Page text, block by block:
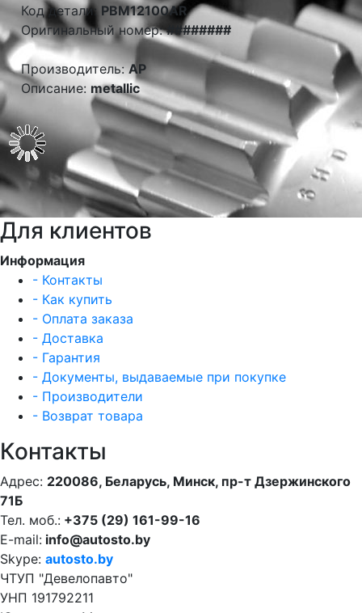
Код детали: PBM12100AR
Оригинальный номер:########
Производитель:AP
Описание: metallic
Для клиентов
Информация
- Контакты
- Как купить
- Оплата заказа
- Доставка
- Гарантия
- Документы, выдаваемые при покупке
- Производители
- Возврат товара
Контакты
Адрес: 220086, Беларусь, Минск, пр-т Дзержинского
71Б
Тел. моб.: +375 (29) 161-99-16
E-mail: info@autosto.by
Skype: autosto.by
ЧТУП "Девелопавто"
УНП 191792211